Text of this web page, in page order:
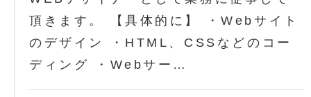
頂きます。 【具体的に】 ・Webサイト
のデザイン ・HTML、CSSなどのコー
ディング ・Webサー…